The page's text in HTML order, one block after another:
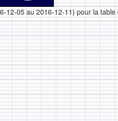
12-05 au 2016-12-11) pour la table